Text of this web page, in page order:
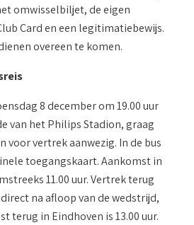
omwisselbiljet, de eigen
Card en een legitimatiebewijs.
overeen te komen.
8 december om 19.00 uur
van het Philips Stadion, graag
voor vertrek aanwezig. In de bus
toegangskaart. Aankomst in
11.00 uur. Vertrek terug
na afloop van de wedstrijd,
terug in Eindhoven is 13.00 uur.